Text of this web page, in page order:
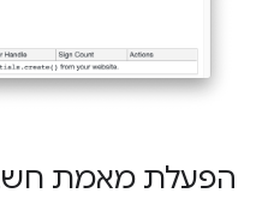
הפעלת מאמת